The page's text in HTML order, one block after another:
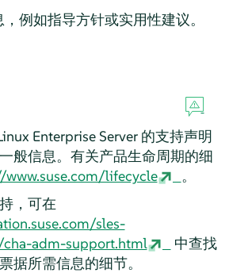
例如指导方针或实用性建议。
Enterprise Server的支持声明
般信息。有关产品生命周期的细
www.suse.com/lifecycle
。
，可在
sles-
adm-support.html
中查找
据所需信息的细节。